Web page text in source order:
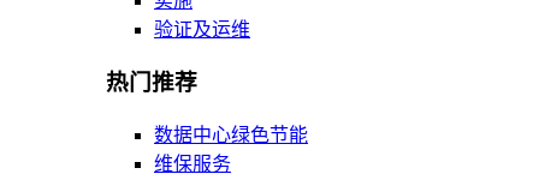
验证及运维
热门推荐
数据中心绿色节能
维保服务